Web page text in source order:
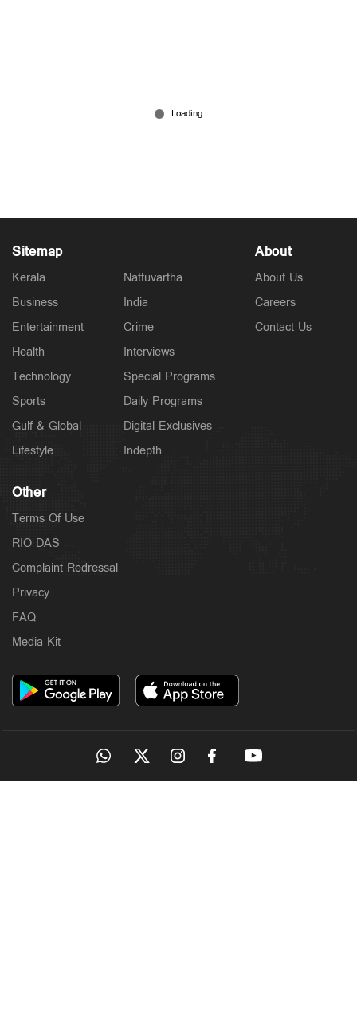
ഉറക്കം കുറഞ്ഞോ… വണ്ണം വയ്ക്കുമെന്ന് പഠനം!
Sitemap
Kerala
Business
Entertainment
Health
Technology
Sports
Gulf & Global
Lifestyle
Nattuvartha
India
Crime
Interviews
Special Programs
Daily Programs
Digital Exclusives
Indepth
About
About Us
Careers
Contact Us
Other
Terms Of Use
RIO DAS
Complaint Redressal
Privacy
FAQ
Media Kit